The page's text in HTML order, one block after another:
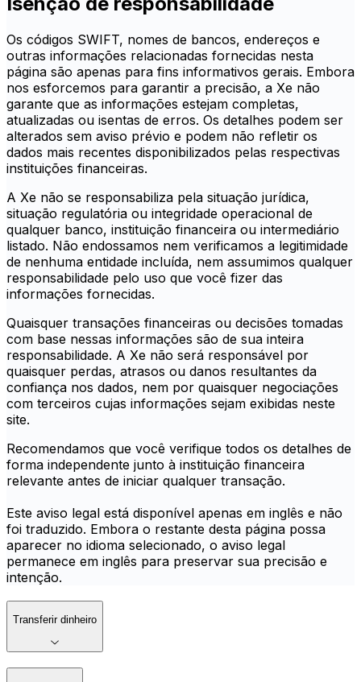
Os códigos SWIFT, nomes de bancos, endereços e
outras informações relacionadas fornecidas nesta
página são apenas para fins informativos gerais. Embora
nos esforcemos para garantir a precisão, a Xe não
garante que as informações estejam completas,
atualizadas ou isentas de erros. Os detalhes podem ser
alterados sem aviso prévio e podem não refletir os
dados mais recentes disponibilizados pelas respectivas
instituições financeiras.
A Xe não se responsabiliza pela situação jurídica,
situação regulatória ou integridade operacional de
qualquer banco, instituição financeira ou intermediário
listado. Não endossamos nem verificamos a legitimidade
de nenhuma entidade incluída, nem assumimos qualquer
responsabilidade pelo uso que você fizer das
informações fornecidas.
Quaisquer transações financeiras ou decisões tomadas
com base nessas informações são de sua inteira
responsabilidade. A Xe não será responsável por
quaisquer perdas, atrasos ou danos resultantes da
confiança nos dados, nem por quaisquer negociações
com terceiros cujas informações sejam exibidas neste
site.
Recomendamos que você verifique todos os detalhes de
forma independente junto à instituição financeira
relevante antes de iniciar qualquer transação.
Este aviso legal está disponível apenas em inglês e não
foi traduzido. Embora o restante desta página possa
aparecer no idioma selecionado, o aviso legal
permanece em inglês para preservar sua precisão e
intenção.
Transferir dinheiro